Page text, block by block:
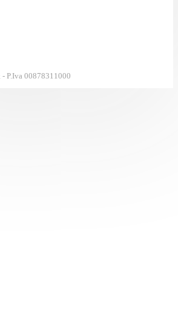
P.Iva 00878311000